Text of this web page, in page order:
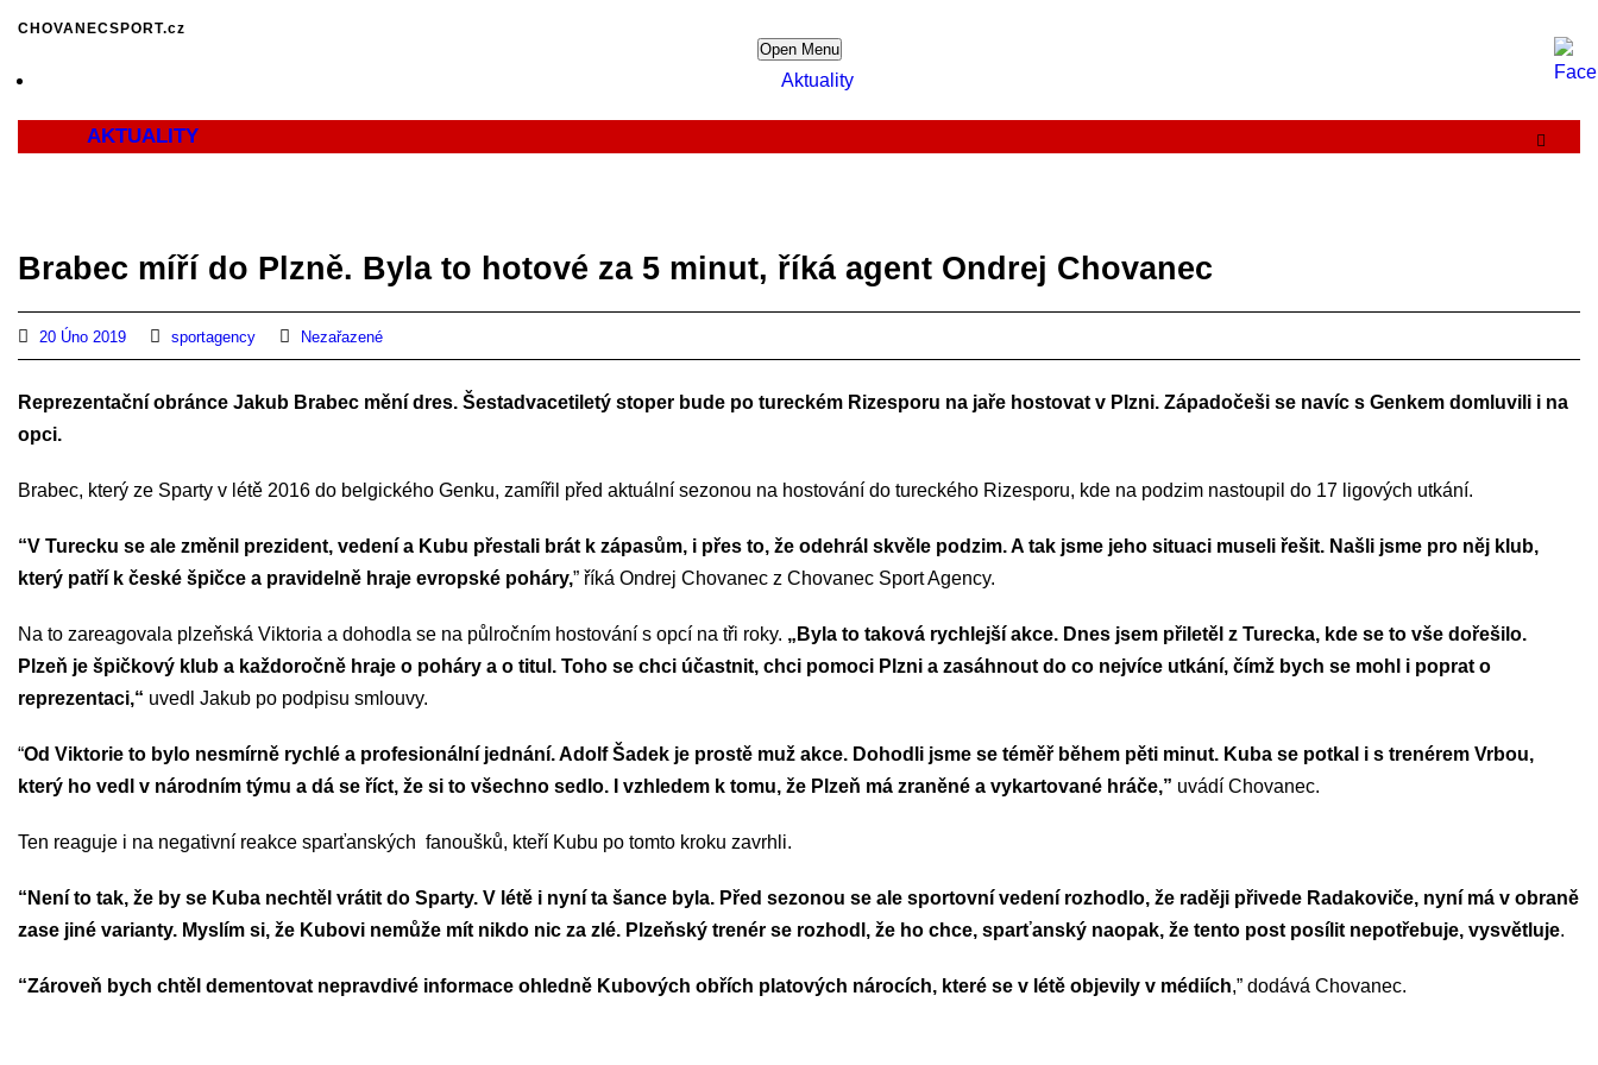
CHOVANECSPORT.cz
Open Menu
Aktuality
AKTUALITY
Brabec míří do Plzně. Byla to hotové za 5 minut, říká agent Ondrej Chovanec
20 Úno 2019 sportagency Nezařazené
Reprezentační obránce Jakub Brabec mění dres. Šestadvacetiletý stoper bude po tureckém Rizesporu na jaře hostovat v Plzni. Západočeši se navíc s Genkem domluvili i na
opci.
Brabec, který ze Sparty v létě 2016 do belgického Genku, zamířil před aktuální sezonou na hostování do tureckého Rizesporu, kde na podzim nastoupil do 17 ligových utkání.
“V Turecku se ale změnil prezident, vedení a Kubu přestali brát k zápasům, i přes to, že odehrál skvěle podzim. A tak jsme jeho situaci museli řešit. Našli jsme pro něj klub,
který patří k české špičce a pravidelně hraje evropské poháry,” říká Ondrej Chovanec z Chovanec Sport Agency.
Na to zareagovala plzeňská Viktoria a dohodla se na půlročním hostování s opcí na tři roky. „Byla to taková rychlejší akce. Dnes jsem přiletěl z Turecka, kde se to vše dořešilo.
Plzeň je špičkový klub a každoročně hraje o poháry a o titul. Toho se chci účastnit, chci pomoci Plzni a zasáhnout do co nejvíce utkání, čímž bych se mohl i poprat o
reprezentaci,“ uvedl Jakub po podpisu smlouvy.
“Od Viktorie to bylo nesmírně rychlé a profesionální jednání. Adolf Šadek je prostě muž akce. Dohodli jsme se téměř během pěti minut. Kuba se potkal i s trenérem Vrbou,
který ho vedl v národním týmu a dá se říct, že si to všechno sedlo. I vzhledem k tomu, že Plzeň má zraněné a vykartované hráče,” uvádí Chovanec.
Ten reaguje i na negativní reakce sparťanských fanoušků, kteří Kubu po tomto kroku zavrhli.
“Není to tak, že by se Kuba nechtěl vrátit do Sparty. V létě i nyní ta šance byla. Před sezonou se ale sportovní vedení rozhodlo, že raději přivede Radakoviče, nyní má v obraně
zase jiné varianty. Myslím si, že Kubovi nemůže mít nikdo nic za zlé. Plzeňský trenér se rozhodl, že ho chce, sparťanský naopak, že tento post posílit nepotřebuje, vysvětluje.
“Zároveň bych chtěl dementovat nepravdivé informace ohledně Kubových obřích platových nárocích, které se v létě objevily v médiích,” dodává Chovanec.